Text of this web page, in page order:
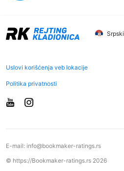
Srpski
Uslovi korišćenja veb lokacije
Politika privatnosti
E-mail: info@bookmaker-ratings.rs
© https://Bookmaker-ratings.rs 2026